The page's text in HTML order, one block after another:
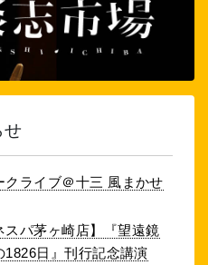
クライブ＠十三 風まかせ
スパ茅ヶ崎店】『望遠鏡
1826日』刊行記念講演